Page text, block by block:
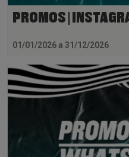
PROMOS |
01/01/2026 a 31/12/2026